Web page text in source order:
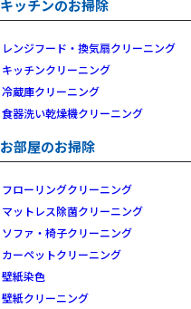
キッチンのお掃除
レンジフード・換気扇クリーニング
キッチンクリーニング
冷蔵庫クリーニング
食器洗い乾燥機クリーニング
お部屋のお掃除
フローリングクリーニング
マットレス除菌クリーニング
ソファ・椅子クリーニング
カーペットクリーニング
壁紙染色
壁紙クリーニング